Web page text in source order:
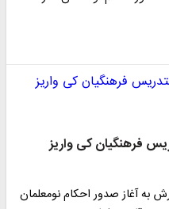
فرهنگیان کی واریز
به آغاز صدور احکام نومعلمان